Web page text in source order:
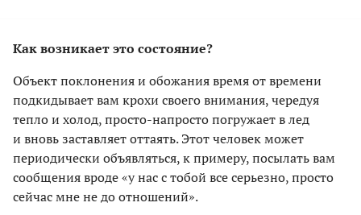
Как возникает это состояние?
Объект поклонения и обожания время от времени
подкидывает вам крохи своего внимания, чередуя
тепло и холод, просто-напросто погружает в лед
и вновь заставляет оттаять. Этот человек может
периодически объявляться, к примеру, посылать вам
сообщения вроде «у нас с тобой все серьезно, просто
сейчас мне не до отношений».